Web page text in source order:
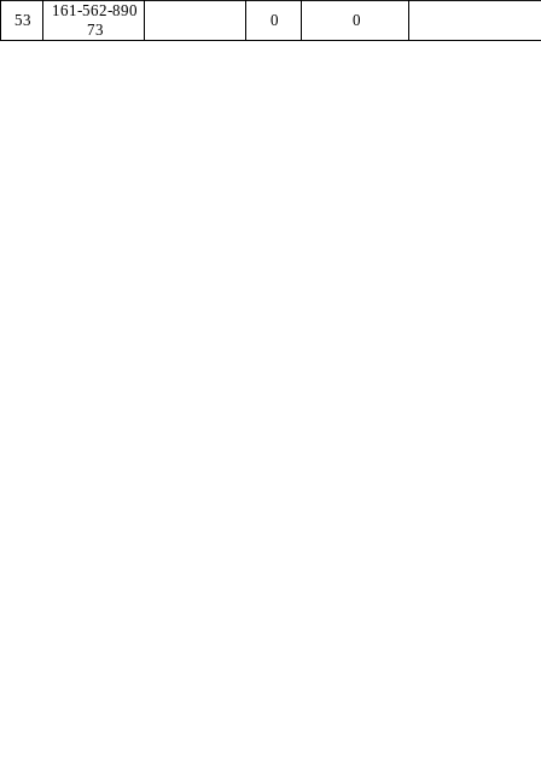
53
161-562-890
73
0 0